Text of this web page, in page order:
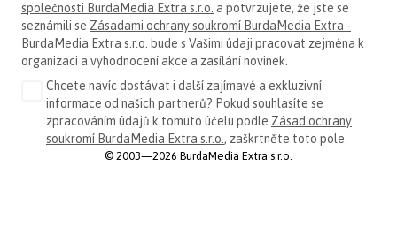
společnosti BurdaMedia Extra s.r.o. a potvrzujete, že jste se
seznámili se Zásadami ochrany soukromí BurdaMedia Extra -
BurdaMedia Extra s.r.o. bude s Vašimi údaji pracovat zejména k
organizaci a vyhodnocení akce a zasílání novinek.
Chcete navíc dostávat i další zajímavé a exkluzivní
informace od našich partnerů? Pokud souhlasíte se
zpracováním údajů k tomuto účelu podle Zásad ochrany
soukromí BurdaMedia Extra s.r.o. , zaškrtněte toto pole.
© 2003—2026 BurdaMedia Extra s.r.o.